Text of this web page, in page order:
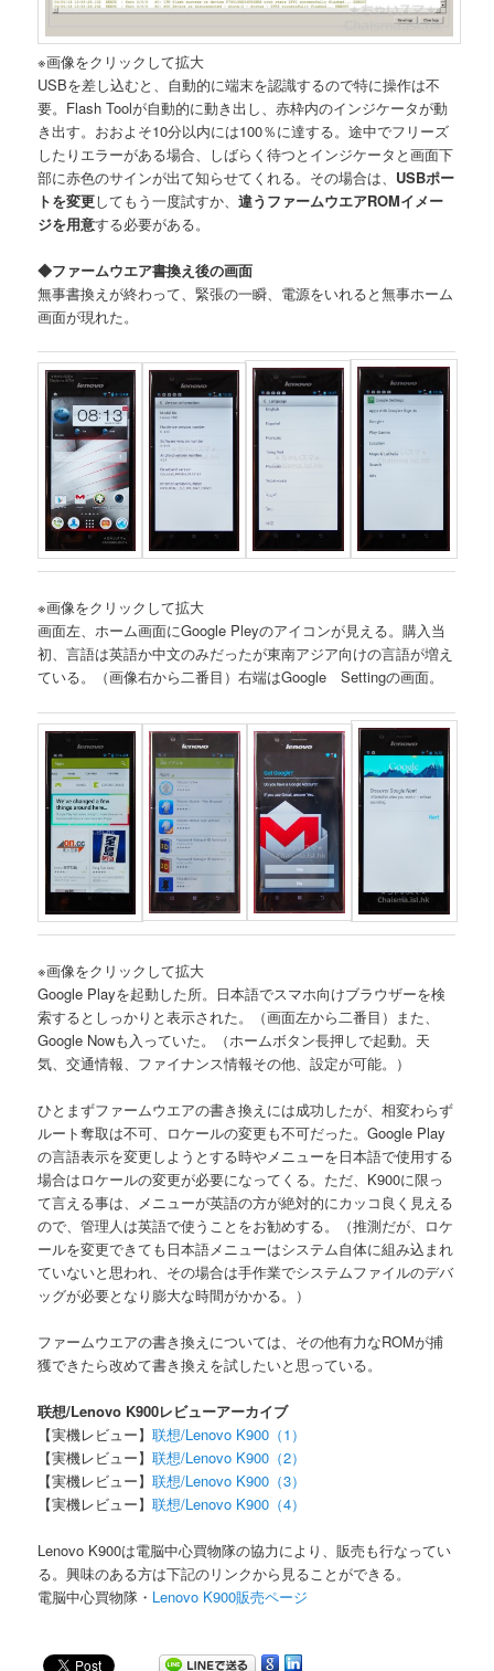
※画像をクリックして拡大
USBを差し込むと、自動的に端末を認識するので特に操作は不
要。Flash Toolが自動的に動き出し、赤枠内のインジケータが動
き出す。おおよそ10分以内には100％に達する。途中でフリーズ
したりエラーがある場合、しばらく待つとインジケータと画面下
部に赤色のサインが出て知らせてくれる。その場合は、 USBポー
トを変更してもう一度試すか、違うファームウエアROMイメー
ジを用意する必要がある。
◆ファームウエア書換え後の画面
無事書換えが終わって、緊張の一瞬、電源をいれると無事ホーム
画面が現れた。
※画像をクリックして拡大
画面左、ホーム画面にGoogle Pleyのアイコンが見える。購入当
初、言語は英語か中文のみだったが東南アジア向けの言語が増え
ている。（画像右から二番目）右端はGoogle Settingの画面。
※画像をクリックして拡大
Google Playを起動した所。日本語でスマホ向けブラウザーを検
索するとしっかりと表示された。（画面左から二番目）また、
Google Nowも入っていた。（ホームボタン長押しで起動。天
気、交通情報、ファイナンス情報その他、設定が可能。）
ひとまずファームウエアの書き換えには成功したが、相変わらず
ルート奪取は不可、ロケールの変更も不可だった。Google Play
の言語表示を変更しようとする時やメニューを日本語で使用する
場合はロケールの変更が必要になってくる。ただ、K900に限っ
て言える事は、メニューが英語の方が絶対的にカッコ良く見える
ので、管理人は英語で使うことをお勧めする。（推測だが、ロケ
ールを変更できても日本語メニューはシステム自体に組み込まれ
ていないと思われ、その場合は手作業でシステムファイルのデバ
ッグが必要となり膨大な時間がかかる。）
ファームウエアの書き換えについては、その他有力なROMが捕
獲できたら改めて書き換えを試したいと思っている。
联想/Lenovo K900レビューアーカイブ
【実機レビュー】联想/Lenovo K900（1）
【実機レビュー】联想/Lenovo K900（2）
【実機レビュー】联想/Lenovo K900（3）
【実機レビュー】联想/Lenovo K900（4）
Lenovo K900は電脳中心買物隊の協力により、販売も行なってい
る。興味のある方は下記のリンクから見ることができる。
電脳中心買物隊・ Lenovo K900販売ページ